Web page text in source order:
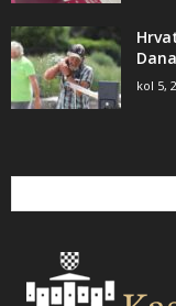
kol 5,